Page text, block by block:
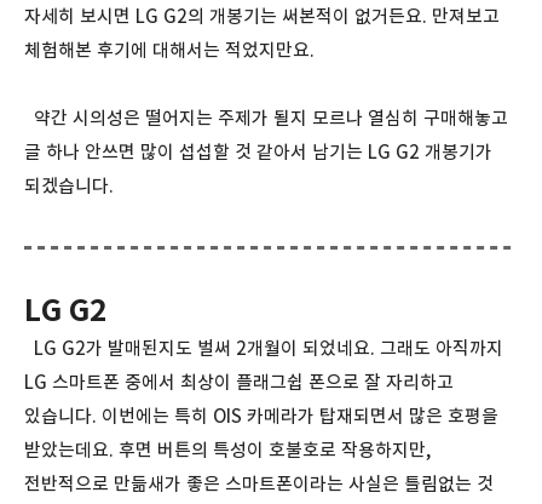
자세히 보시면 LG G2의 개봉기는 써본적이 없거든요. 만져보고
체험해본 후기에 대해서는 적었지만요.
약간 시의성은 떨어지는 주제가 될지 모르나 열심히 구매해놓고
글 하나 안쓰면 많이 섭섭할 것 같아서 남기는 LG G2 개봉기가
되겠습니다.
LG G2
LG G2가 발매된지도 벌써 2개월이 되었네요. 그래도 아직까지
LG 스마트폰 중에서 최상이 플래그쉽 폰으로 잘 자리하고
있습니다. 이번에는 특히 OIS 카메라가 탑재되면서 많은 호평을
받았는데요. 후면 버튼의 특성이 호불호로 작용하지만,
전반적으로 만듦새가 좋은 스마트폰이라는 사실은 틀림없는 것